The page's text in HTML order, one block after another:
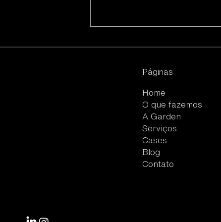
Kidulting: a tendência
que une nostalgia,
experiência real e
oportunidades de
negócio
Páginas
Home
O que fazemos
A Garden
Serviços
Cases
Blog
Contato